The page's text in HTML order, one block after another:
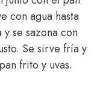
con agua hasta
se sazona con
Se sirve fría y
frito y uvas.